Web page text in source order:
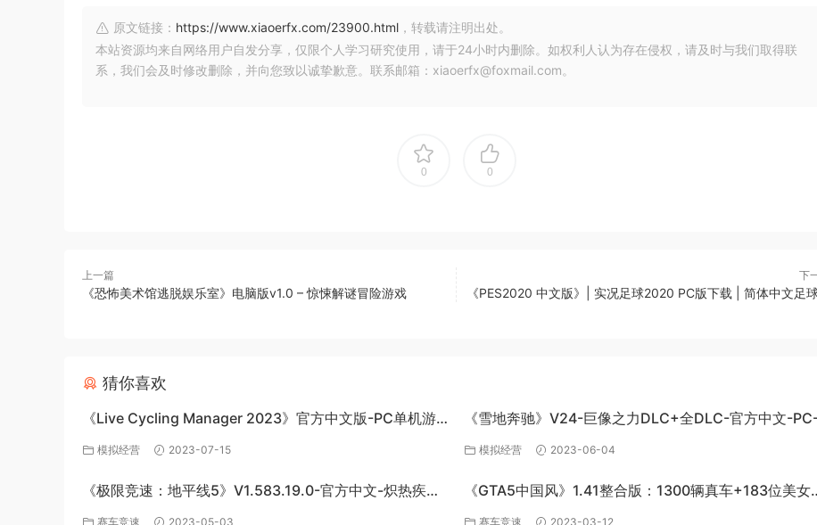
原文链接： https://www.xiaoerfx.com/23900.html ，转载请注明出处。
本站资源均来自网络用户自发分享，仅限个人学习研究使用，请于24小时内删除。如权利人认为存在侵权，请及时与我们取得联
系，我们会及时修改删除，并向您致以诚挚歉意。联系邮箱：xiaoerfx@foxmail.com。
0 0
上一篇
《恐怖美术馆逃脱娱乐室》电脑版v1.0 – 惊悚解谜冒险游戏
下
《PES2020 中文版》| 实况足球2020 PC版下载 | 简体中文足
猜你喜欢
《Live Cycling Manager 2023》官方中文版-PC单机游
戏百度网盘免费下载
模拟经营 2023-07-15
《雪地奔驰》V24-巨像之力DLC+全DLC-官方中文-
百度网盘资源
模拟经营 2023-06-04
《极限竞速：地平线5》V1.583.19.0-官方中文-炽热疾风-
极速绽放+全DLC-PC版百度网盘资源
赛车竞速 2023-05-03
《GTA5中国风》1.41整合版：1300辆真车+183位美女
英雄+200%存档下载（PC-百度网盘）
赛车竞速 2023-03-12